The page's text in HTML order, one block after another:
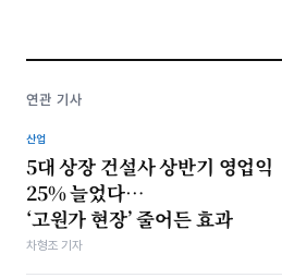
연관 기사
산업
5대 상장 건설사 상반기 영업익
25% 늘었다…
‘고원가 현장’ 줄어든 효과
차형조 기자